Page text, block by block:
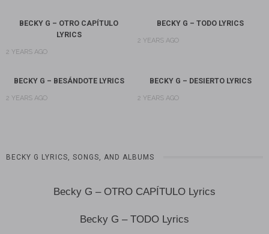
BECKY G – OTRO CAPÍTULO
LYRICS
2 YEARS AGO
BECKY G – TODO LYRICS
2 YEARS AGO
BECKY G – BESÁNDOTE LYRICS
2 YEARS AGO
BECKY G – DESIERTO LYRICS
2 YEARS AGO
BECKY G LYRICS, SONGS, AND ALBUMS
Becky G – OTRO CAPÍTULO Lyrics
Becky G – TODO Lyrics